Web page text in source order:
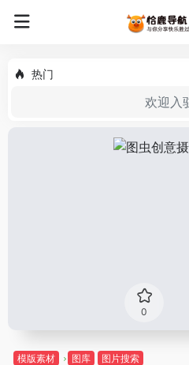
热门
欢迎入
0
模版素材 图库 图片搜索